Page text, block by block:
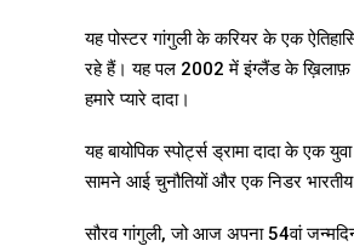
यह पोस्टर गांगुली के करियर के एक
रहे हैं। यह पल 2002 में इंग्लैंड के ख़िलाफ़
हमारे प्यारे दादा।
यह बायोपिक स्पोर्ट्स ड्रामा दादा के
सामने आई चुनौतियों और एक निडर
सौरव गांगुली, जो आज अपना 54वां